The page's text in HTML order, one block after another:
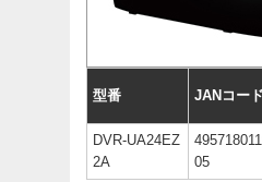
型番 JANコード
DVR-UA24EZ
2A
05